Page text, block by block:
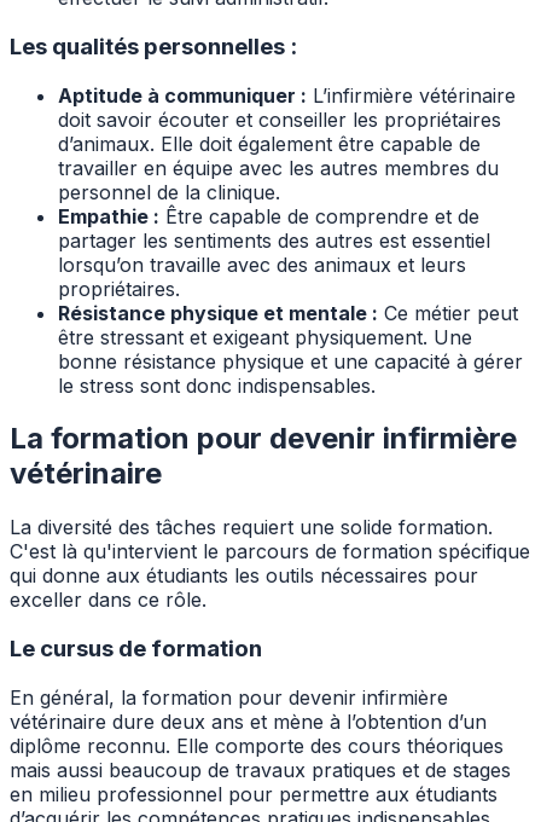
Les qualités personnelles :
Aptitude à communiquer : L’infirmière vétérinaire
doit savoir écouter et conseiller les propriétaires
d’animaux. Elle doit également être capable de
travailler en équipe avec les autres membres du
personnel de la clinique.
Empathie : Être capable de comprendre et de
partager les sentiments des autres est essentiel
lorsqu’on travaille avec des animaux et leurs
propriétaires.
Résistance physique et mentale : Ce métier peut
être stressant et exigeant physiquement. Une
bonne résistance physique et une capacité à gérer
le stress sont donc indispensables.
La formation pour devenir infirmière
vétérinaire
La diversité des tâches requiert une solide formation.
C'est là qu'intervient le parcours de formation spécifique
qui donne aux étudiants les outils nécessaires pour
exceller dans ce rôle.
Le cursus de formation
En général, la formation pour devenir infirmière
vétérinaire dure deux ans et mène à l’obtention d’un
diplôme reconnu. Elle comporte des cours théoriques
mais aussi beaucoup de travaux pratiques et de stages
en milieu professionnel pour permettre aux étudiants